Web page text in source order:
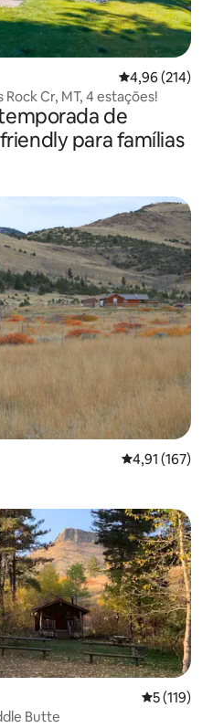
4,96 de uma
4,96 (214)
Cr, MT, 4 estações!
de
para famílias
4,91 de uma
4,91 (167)
dos hóspedes
5 de uma
5 (119)
Butte